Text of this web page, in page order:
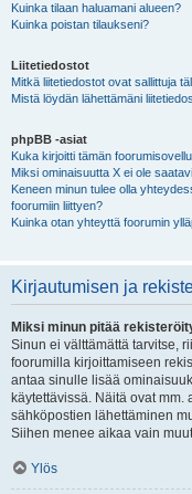
Kuinka tilaan haluamani alueen?
Kuinka poistan tilaukseni?
Liitetiedostot
Mitkä liitetiedostot ovat sallittuja
Mistä löydän lähettämäni
phpBB -asiat
Kuka kirjoitti tämän
Miksi ominaisuutta X ei ole
Keneen minun tulee olla
foorumiin liittyen?
Kuinka otan yhteyttä foorumin
Kirjautumisen ja
Miksi minun pitää
Sinun ei välttämättä tarvitse,
foorumilla kirjoittamiseen
antaa sinulle lisää
käytettävissä. Näitä ovat mm.
sähköpostien lähettäminen
Siihen menee aikaa vain
Ylös